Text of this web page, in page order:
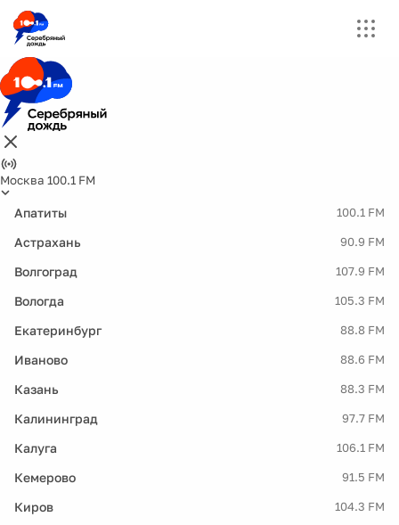
Москва 100.1 FM
Апатиты 100.1 FM
Астрахань 90.9 FM
Волгоград 107.9 FM
Вологда 105.3 FM
Екатеринбург 88.8 FM
Иваново 88.6 FM
Казань 88.3 FM
Калининград 97.7 FM
Калуга 106.1 FM
Кемерово 91.5 FM
Киров 104.3 FM